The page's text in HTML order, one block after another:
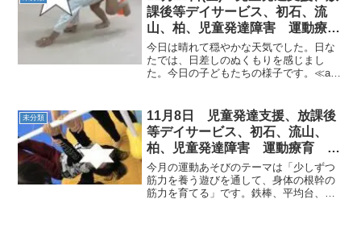
乗せ、足の力も使い山を登...
課後等デイサービス、初石、流
山、柏、児童発達障害 運動療
育 柳沢運動プログラム こども
発達気になる 発達障害 放デ
イ 自閉症 ADHD アスペルガ
今日は晴れて穏やかな天気でした。日な
たでは、日差しのぬくもりを感じまし
た。今日の子どもたちの様子です。≪am
腕にしっかり力を入れて身体を支えま
す）⇒平均台（大きく手を上...
未分類
11月8日 児童発達支援、放課後
等デイサービス、初石、流山、
柏、児童発達障害 運動療育 柳
沢運動プログラム こども発達気
になる 発達障害 放デイ 自閉
症 学習障害 LD ADHD アスペ
今月の運動あそびのテーマは「少しずつ
筋力を養う遊びを通して、身体の根幹の
筋力を育てる」です。鉄棒、平均台、マ